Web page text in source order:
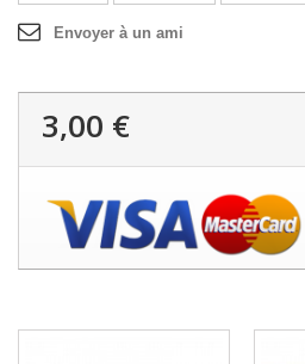
Envoyer à un ami
3,00 €